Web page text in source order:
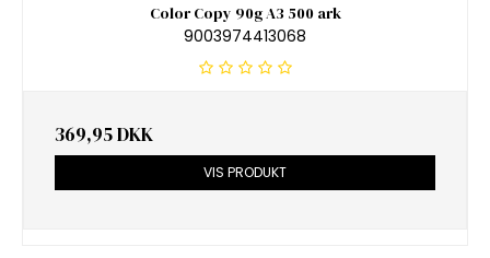
Color Copy 90g A3 500 ark
9003974413068
369,95 DKK
VIS PRODUKT